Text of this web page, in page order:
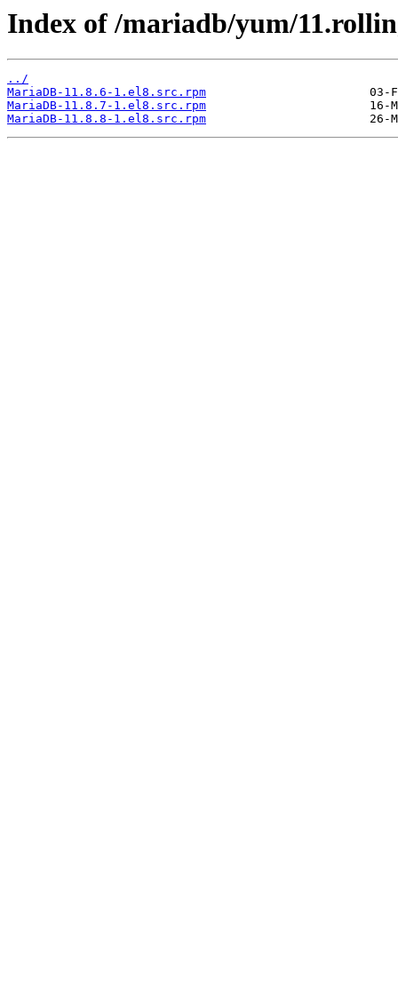
Index of /mariadb/yum/
../
MariaDB-11.8.6-1.el8.src.rpm
MariaDB-11.8.7-1.el8.src.rpm
MariaDB-11.8.8-1.el8.src.rpm